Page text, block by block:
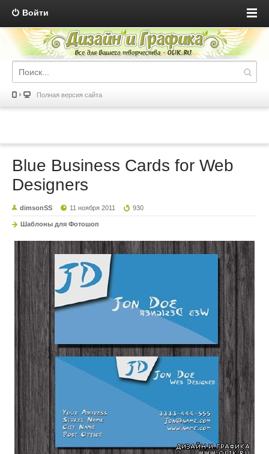
Войти
Полная версия сайта
Blue Business Cards for Web
Designers
dimsonSS 11 ноября 2011 930
Шаблоны для Фотошоп